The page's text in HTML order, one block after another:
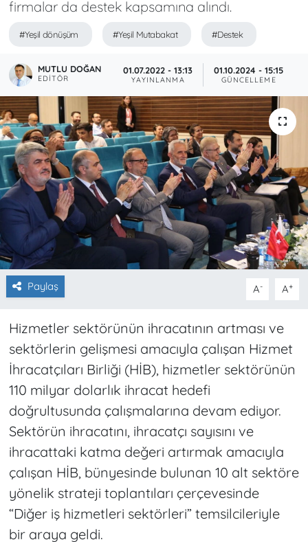
firmalar da destek kapsamına alındı.
#Yeşil dönüşüm #Yeşil Mutabakat #Destek
MUTLU DOĞAN
EDITÖR
01.07.2022 - 13:13
YAYINLANMA
01.10.2024 - 15:15
GÜNCELLEME
Paylaş A- A+
Hizmetler sektörünün ihracatının artması ve
sektörlerin gelişmesi amacıyla çalışan Hizmet
İhracatçıları Birliği (HİB), hizmetler sektörünün
110 milyar dolarlık ihracat hedefi
doğrultusunda çalışmalarına devam ediyor.
Sektörün ihracatını, ihracatçı sayısını ve
ihracattaki katma değeri artırmak amacıyla
çalışan HİB, bünyesinde bulunan 10 alt sektöre
yönelik strateji toplantıları çerçevesinde
“Diğer iş hizmetleri sektörleri” temsilcileriyle
bir araya geldi.